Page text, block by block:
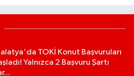
İlçe Belli Oldu
TOKİ Konut Başvuruları
Yalnızca 2 Başvuru Şartı